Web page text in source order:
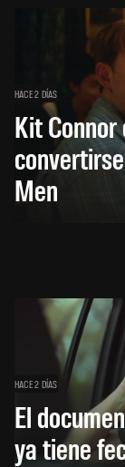
HACE 2 DÍAS
Kit
Men
HACE 2 DÍAS
El
ya tiene